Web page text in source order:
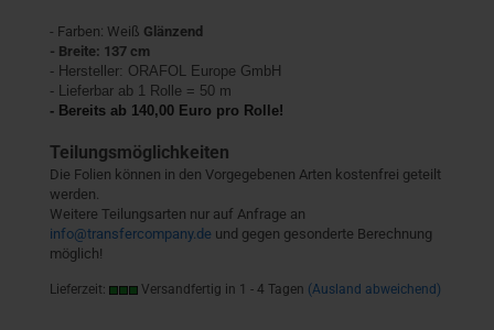
- Farben: Weiß Glänzend
- Breite: 137 cm
- Hersteller: ORAFOL Europe GmbH
- Lieferbar ab 1 Rolle = 50 m
- Bereits ab 140,00 Euro pro Rolle!
Teilungsmöglichkeiten
Die Folien können in den Vorgegebenen Arten kostenfrei geteilt
werden.
Weitere Teilungsarten nur auf Anfrage an
info@transfercompany.de und gegen gesonderte Berechnung
möglich!
Lieferzeit: Versandfertig in 1 - 4 Tagen (Ausland abweichend)